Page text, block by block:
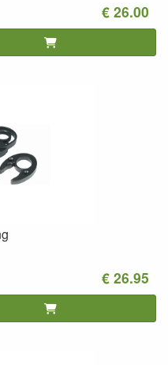
€ 26.00
€ 26.95